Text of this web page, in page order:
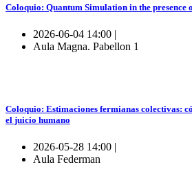
Coloquio: Quantum Simulation in the presence
2026-06-04 14:00 |
Aula Magna. Pabellon 1
Coloquio: Estimaciones fermianas colectivas:
el juicio humano
2026-05-28 14:00 |
Aula Federman